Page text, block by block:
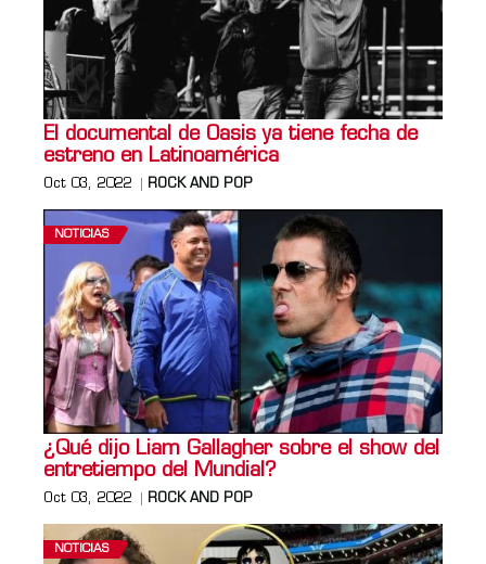
El documental de Oasis ya tiene fecha de
estreno en Latinoamérica
Oct 03, 2022 ROCK AND POP
NOTICIAS
¿Qué dijo Liam Gallagher sobre el show del
entretiempo del Mundial?
Oct 03, 2022 ROCK AND POP
NOTICIAS